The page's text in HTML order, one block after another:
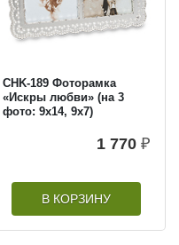
CHK-189 Фоторамка
«Искры любви» (на 3
фото: 9х14, 9х7)
1 770 ₽
В КОРЗИНУ